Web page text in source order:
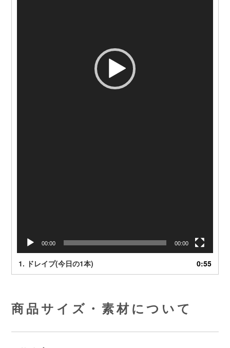
00:00 00:00
1. ドレイプ(今日の1本) 0:55
商品サイズ・素材について